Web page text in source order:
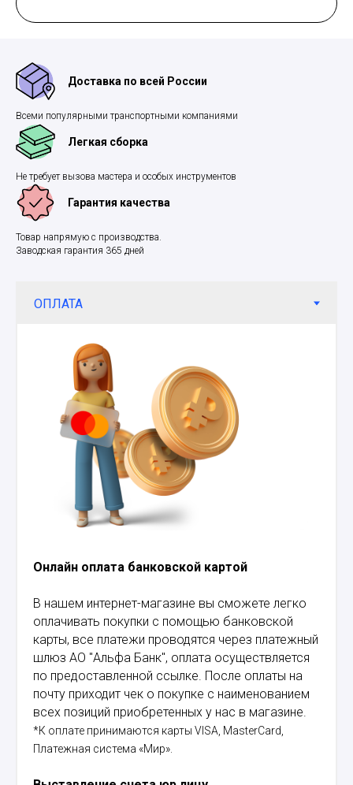
Доставка по всей России
Всеми популярными транспортными компаниями
Легкая сборка
Не требует вызова мастера и особых инструментов
Гарантия качества
Товар напрямую с производства.
Заводская гарантия 365 дней
Онлайн оплата банковской картой
В нашем интернет-магазине вы сможете легко
оплачивать покупки с помощью банковской
карты, все платежи проводятся через платежный
шлюз АО "Альфа Банк", оплата осуществляется
по предоставленной ссылке. После оплаты на
почту приходит чек о покупке с наименованием
всех позиций приобретенных у нас в магазине.
*К оплате принимаются карты VISA, MasterCard,
Платежная система «Мир».